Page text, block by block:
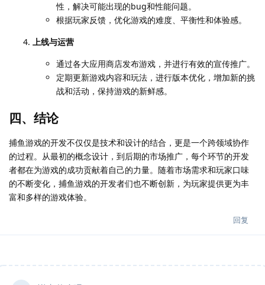
性，解决可能出现的bug和性能问题。
根据玩家反馈，优化游戏的难度、平衡性和体验感。
上线与运营
通过各大应用商店发布游戏，并进行有效的宣传推广。
定期更新游戏内容和玩法，进行版本优化，增加新的挑
战和活动，保持游戏的新鲜感。
四、结论
捕鱼游戏的开发不仅仅是技术和设计的结合，更是一个跨领域协作
的过程。从最初的概念设计，到后期的市场推广，每个环节的开发
者都在为游戏的成功贡献着自己的力量。随着市场需求和玩家口味
的不断变化，捕鱼游戏的开发者们也不断创新，为玩家提供更为丰
富和多样的游戏体验。
回复